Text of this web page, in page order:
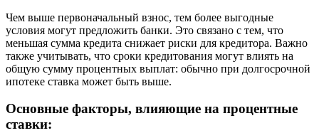
Чем выше первоначальный взнос, тем более выгодные
условия могут предложить банки. Это связано с тем, что
меньшая сумма кредита снижает риски для кредитора. Важно
также учитывать, что сроки кредитования могут влиять на
общую сумму процентных выплат: обычно при долгосрочной
ипотеке ставка может быть выше.
Основные факторы, влияющие на процентные
ставки: